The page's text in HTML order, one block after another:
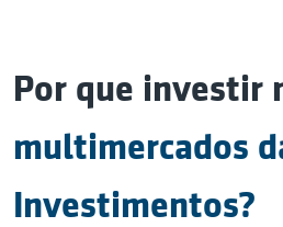
Por que investir
multimercados
Investimentos?